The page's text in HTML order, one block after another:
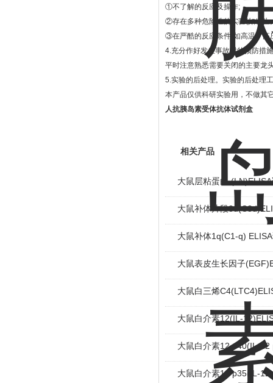
①不了解的反应及操作;
②存在多种危险性的实验(如发生
③在严酷的反应条件(如高温、高
4.充分作好发生事故时的预防措
平时注意熟悉需要关闭的主要龙
5.实验的后处理。实验的后处理
本产品仅供科研实验用，不做其
人抗胰岛素受体抗体试剂盒
相关产品
大鼠层粘蛋白
大鼠补体片段
大鼠补体1q(C1-q)
大鼠表皮生长因子
大鼠白三烯
大鼠白介素12(IL-
大鼠白介素12 p40(IL-12
大鼠白介素12 p35(IL-12